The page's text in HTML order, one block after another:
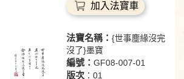
加入法寶車
法寶名稱： {世事塵緣沒完
沒了}墨寶
編號： GF08-007-01
版次：01